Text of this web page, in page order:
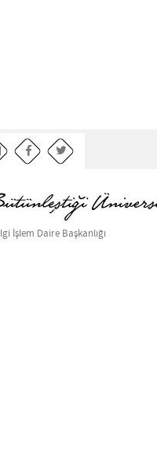
İşlem Daire Başkanlığı